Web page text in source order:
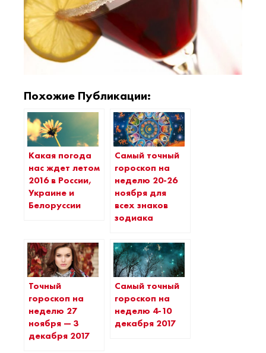
Похожие Публикации:
Какая погода
нас ждет летом
2016 в России,
Украине и
Белоруссии
Самый точный
гороскоп на
неделю 20-26
ноября для
всех знаков
зодиака
Точный
гороскоп на
неделю 27
ноября — 3
декабря 2017
Самый точный
гороскоп на
неделю 4-10
декабря 2017